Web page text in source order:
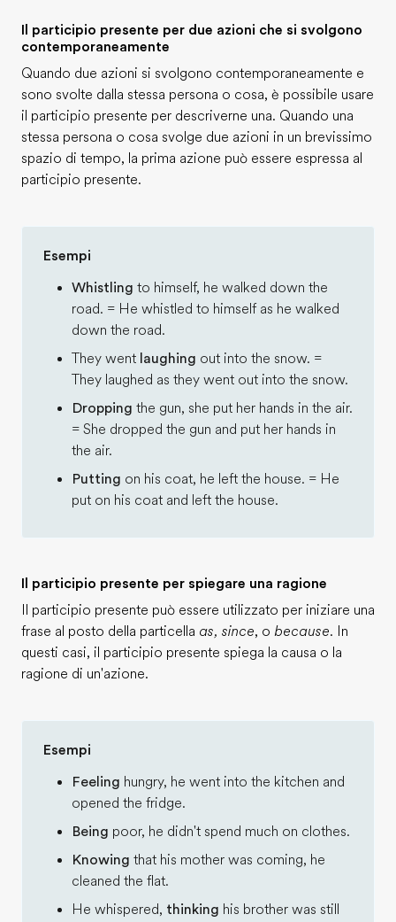
Il participio presente per due azioni che si svolgono
contemporaneamente
Quando due azioni si svolgono contemporaneamente e
sono svolte dalla stessa persona o cosa, è possibile usare
il participio presente per descriverne una. Quando una
stessa persona o cosa svolge due azioni in un brevissimo
spazio di tempo, la prima azione può essere espressa al
participio presente.
Esempi
Whistling to himself, he walked down the
road. = He whistled to himself as he walked
down the road.
They went laughing out into the snow. =
They laughed as they went out into the snow.
Dropping the gun, she put her hands in the air.
= She dropped the gun and put her hands in
the air.
Putting on his coat, he left the house. = He
put on his coat and left the house.
Il participio presente per spiegare una ragione
Il participio presente può essere utilizzato per iniziare una
frase al posto della particella as, since, o because. In
questi casi, il participio presente spiega la causa o la
ragione di un'azione.
Esempi
Feeling hungry, he went into the kitchen and
opened the fridge.
Being poor, he didn't spend much on clothes.
Knowing that his mother was coming, he
cleaned the flat.
He whispered, thinking his brother was still